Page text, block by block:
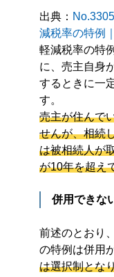
出典：
減税率の特例
軽減税率の特
に、売主自身
するときに一
す。
売主が住んで
せんが、相続
は被相続人が
が10年を超え
併用できな
前述のとおり
の特例は併用
は選択制とな